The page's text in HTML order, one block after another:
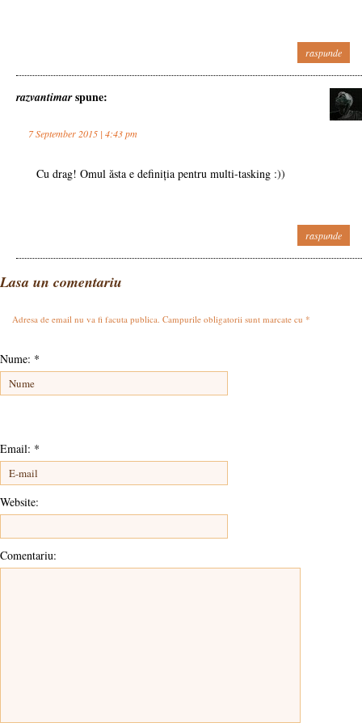
raspunde
razvantimar spune:
7 September 2015 | 4:43 pm
Cu drag! Omul ăsta e definiția pentru multi-tasking :))
raspunde
Lasa un comentariu
Adresa de email nu va fi facuta publica. Campurile obligatorii sunt marcate cu *
Nume: *
Email: *
Website:
Comentariu: